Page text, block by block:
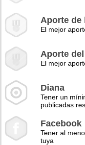
Aporte de
El mejor
Aporte
El mejor
Diana
Tener un
publicadas
Facebook
Tener al
tuya